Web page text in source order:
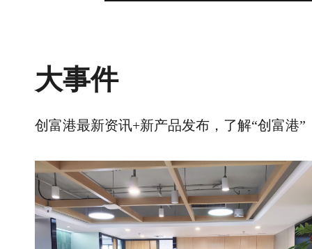
大事件
创富港最新资讯+新产品发布，了解“创富港